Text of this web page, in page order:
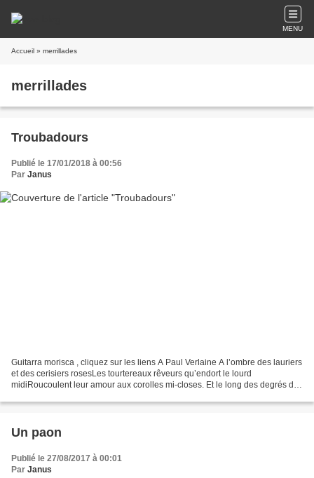
MENU
Accueil » merrillades
merrillades
Troubadours
Publié le 17/01/2018 à 00:56
Par Janus
Guitarra morisca , cliquez sur les liens A Paul Verlaine A l’ombre des lauriers
et des cerisiers rosesLes tourtereaux rêveurs qu’endort le lourd
midiRoucoulent leur amour aux corolles mi-closes. Et le long des degrés de
Un paon
Publié le 27/08/2017 à 00:01
Par Janus